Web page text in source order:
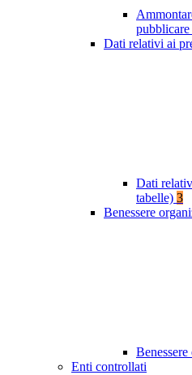
Dati relativi ai
Dati
tabelle) 3
Benessere
Enti controllati